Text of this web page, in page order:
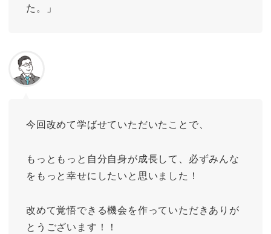
た。」
今回改めて学ばせていただいたことで、
もっともっと自分自身が成長して、必ずみんな
をもっと幸せにしたいと思いました！
改めて覚悟できる機会を作っていただきありが
とうございます！！